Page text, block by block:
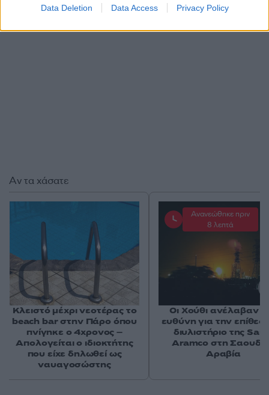
Data Deletion Data Access Privacy Policy
Αν τα χάσατε
Κλειστό μέχρι νεοτέρας το
beach bar στην Πάρο όπου
πνίγηκε ο 4χρονος –
Απολογείται ο ιδιοκτήτης
που είχε δηλωθεί ως
ναυαγοσώστης
Ανανεώθηκε πριν
8 λεπτά
Οι Χούθι ανέλαβαν
ευθύνη για την
διυλιστήριο της
Aramco στη
Αραβία